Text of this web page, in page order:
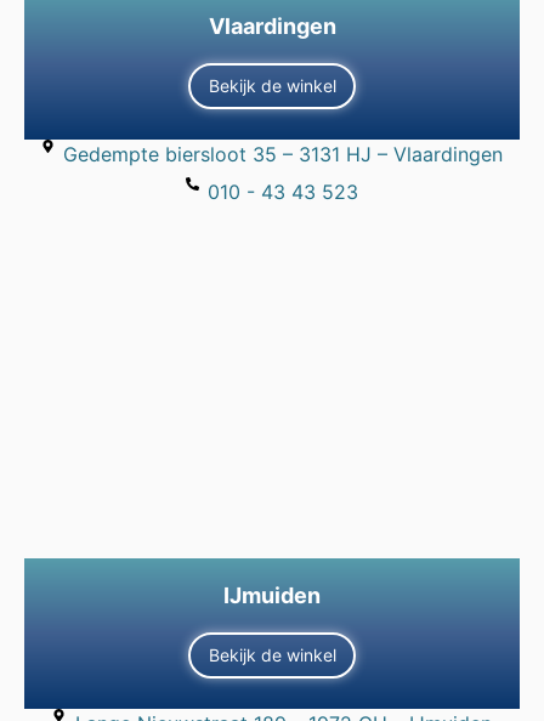
Vlaardingen
Bekijk de winkel
Gedempte biersloot 35 – 3131 HJ – Vlaardingen
010 - 43 43 523
IJmuiden
Bekijk de winkel